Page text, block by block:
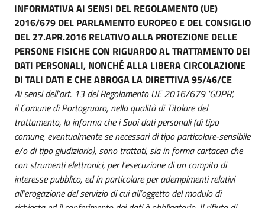
INFORMATIVA AI SENSI DEL REGOLAMENTO (UE)
2016/679 DEL PARLAMENTO EUROPEO E DEL CONSIGLIO
DEL 27.APR.2016 RELATIVO ALLA PROTEZIONE DELLE
PERSONE FISICHE CON RIGUARDO AL TRATTAMENTO DEI
DATI PERSONALI, NONCHÉ ALLA LIBERA CIRCOLAZIONE
DI TALI DATI E CHE ABROGA LA DIRETTIVA 95/46/CE
Ai sensi dell’art. 13 del Regolamento UE 2016/679 'GDPR',
il Comune di Portogruaro, nella qualità di Titolare del
trattamento, la informa che i Suoi dati personali (di tipo
comune, eventualmente se necessari di tipo particolare-sensibile
e/o di tipo giudiziario), sono trattati, sia in forma cartacea che
con strumenti elettronici, per l'esecuzione di un compito di
interesse pubblico, ed in particolare per adempimenti relativi
all’erogazione del servizio di cui all’oggetto del modulo di